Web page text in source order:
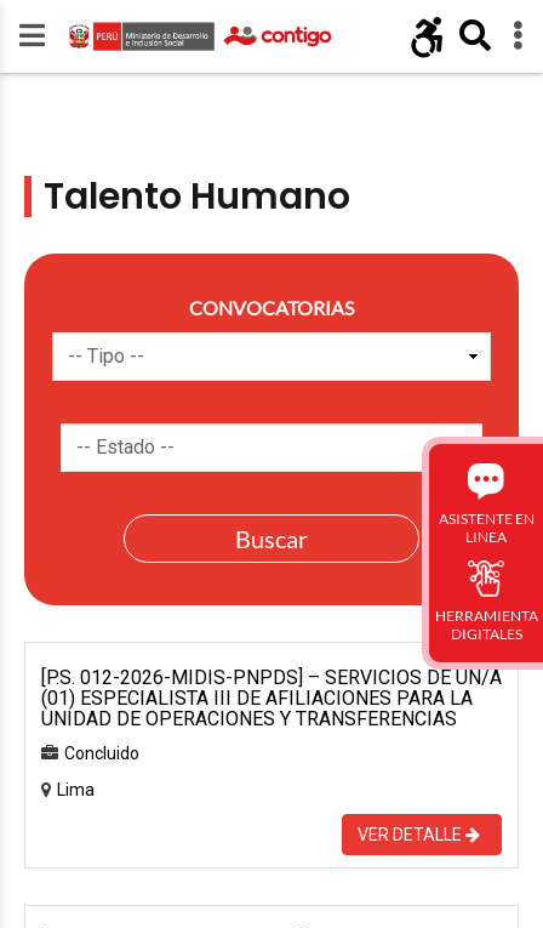
Talento Humano
CONVOCATORIAS
[P.S. 012-2026-MIDIS-PNPDS] – SERVICIOS DE UN/A
(01) ESPECIALISTA III DE AFILIACIONES PARA LA
UNIDAD DE OPERACIONES Y TRANSFERENCIAS
Concluido
Lima
VER DETALLE
ASISTENTE EN
LINEA
HERRAMIENTA
DIGITALES